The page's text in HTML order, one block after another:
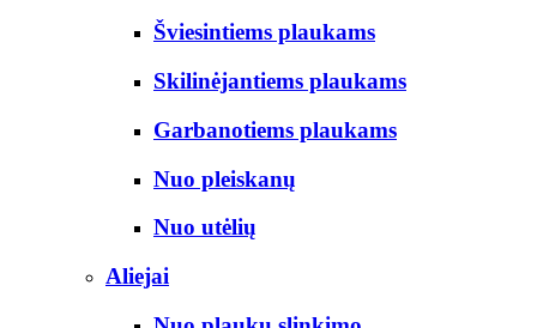
Šviesintiems plaukams
Skilinėjantiems plaukams
Garbanotiems plaukams
Nuo pleiskanų
Nuo utėlių
Aliejai